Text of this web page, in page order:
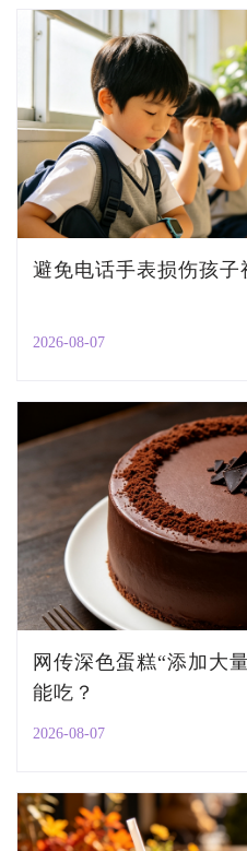
避免电话手表损伤孩子
2026-08-07
网传深色蛋糕“添加大
能吃？
2026-08-07